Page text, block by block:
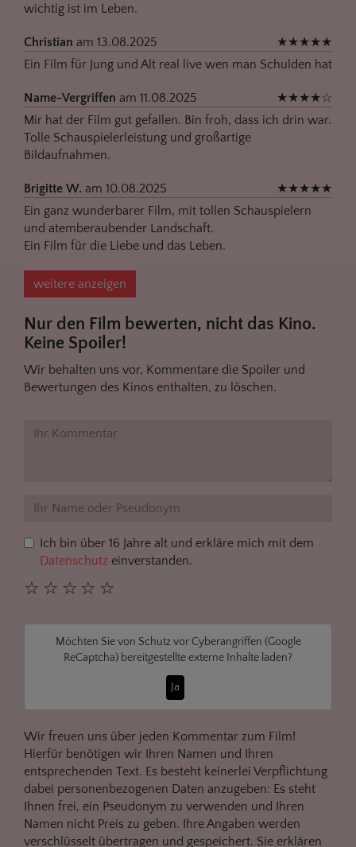
wichtig ist im Leben.
Christian am 13.08.2025 ★★★★★
Ein Film für Jung und Alt real live wen man Schulden hat
Name-Vergriffen am 11.08.2025 ★★★★☆
Mir hat der Film gut gefallen. Bin froh, dass ich drin war.
Tolle Schauspielerleistung und großartige
Bildaufnahmen.
Brigitte W. am 10.08.2025 ★★★★★
Ein ganz wunderbarer Film, mit tollen Schauspielern
und atemberaubender Landschaft.
Ein Film für die Liebe und das Leben.
weitere anzeigen
Nur den Film bewerten, nicht das Kino.
Keine Spoiler!
Wir behalten uns vor, Kommentare die Spoiler und
Bewertungen des Kinos enthalten, zu löschen.
Ich bin über 16 Jahre alt und erkläre mich mit dem
Datenschutz einverstanden.
☆
☆
☆
☆
☆
Möchten Sie von Schutz vor Cyberangriffen (Google
ReCaptcha) bereitgestellte externe Inhalte laden?
Ja
Wir freuen uns über jeden Kommentar zum Film!
Hierfür benötigen wir Ihren Namen und Ihren
entsprechenden Text. Es besteht keinerlei Verpflichtung
dabei personenbezogenen Daten anzugeben: Es steht
Ihnen frei, ein Pseudonym zu verwenden und Ihren
Namen nicht Preis zu geben. Ihre Angaben werden
verschlüsselt übertragen und gespeichert. Sie erklären